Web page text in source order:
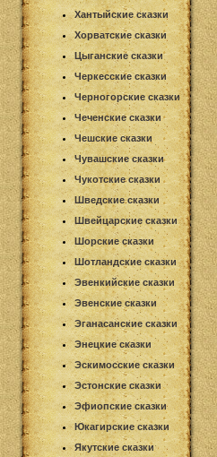
Хантыйские сказки
Хорватские сказки
Цыганские сказки
Черкесские сказки
Черногорские сказки
Чеченские сказки
Чешские сказки
Чувашские сказки
Чукотские сказки
Шведские сказки
Швейцарские сказки
Шорские сказки
Шотландские сказки
Эвенкийские сказки
Эвенские сказки
Эганасанские сказки
Энецкие сказки
Эскимосские сказки
Эстонские сказки
Эфиопские сказки
Юкагирские сказки
Якутские сказки